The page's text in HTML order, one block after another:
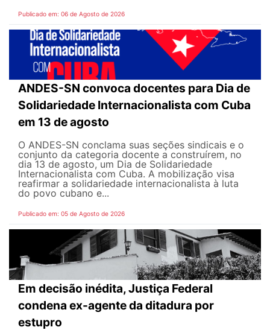
Publicado em: 06 de Agosto de 2026
ANDES-SN convoca docentes para Dia de
Solidariedade Internacionalista com Cuba
em 13 de agosto
O ANDES-SN conclama suas seções sindicais e o
conjunto da categoria docente a construírem, no
dia 13 de agosto, um Dia de Solidariedade
Internacionalista com Cuba. A mobilização visa
reafirmar a solidariedade internacionalista à luta
do povo cubano e...
Publicado em: 05 de Agosto de 2026
Em decisão inédita, Justiça Federal
condena ex-agente da ditadura por
estupro